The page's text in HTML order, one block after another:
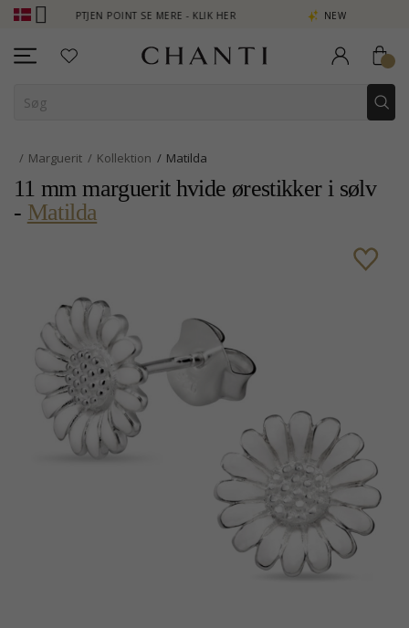
POINT SE MERE - KLIK HER NEW COLLECTION | AURA
Marguerit Kollektion Matilda
11 mm marguerit hvide ørestikker i sølv
- Matilda